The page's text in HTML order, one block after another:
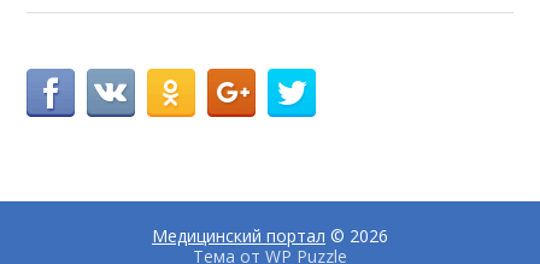
Медицинский портал © 2026
Тема от WP Puzzle